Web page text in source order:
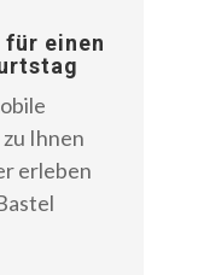
einen
Ihnen
erleben